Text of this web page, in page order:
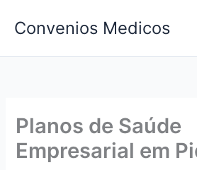
para
conteúdo
Convenios Medicos
Planos de Saúde
Empresarial em